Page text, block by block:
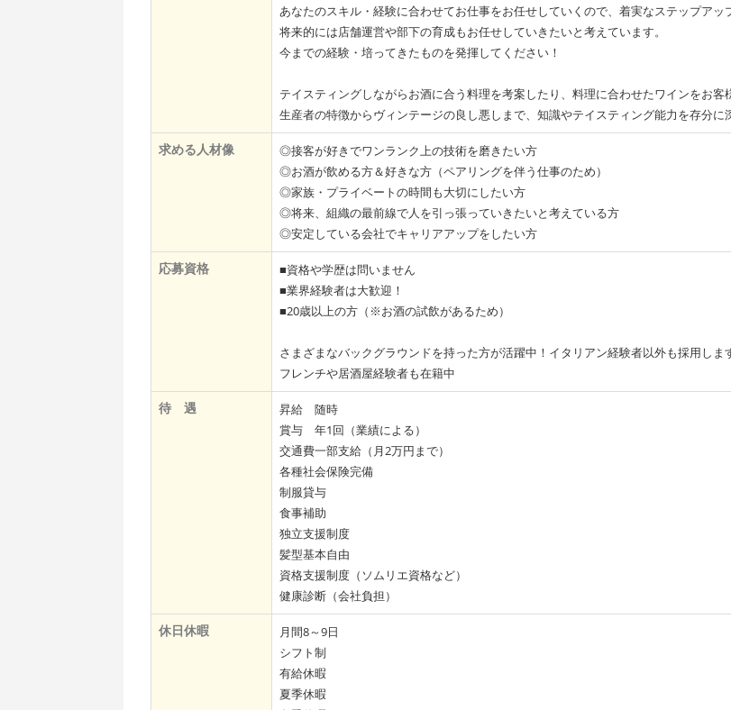
あなたのスキル・経験に合わせてお仕事をお任せしていくので、着実なステップアッ
将来的には店舗運営や部下の育成もお任せしていきたいと考えています。
今までの経験・培ってきたものを発揮してください！
テイスティングしながらお酒に合う料理を考案したり、料理に合わせたワインをお客
生産者の特徴からヴィンテージの良し悪しまで、知識やテイスティング能力を存分
求める人材像
◎接客が好きでワンランク上の技術を磨きたい方
◎お酒が飲める方＆好きな方（ペアリングを伴う仕事のため）
◎家族・プライベートの時間も大切にしたい方
◎将来、組織の最前線で人を引っ張っていきたいと考えている方
◎安定している会社でキャリアアップをしたい方
応募資格
■資格や学歴は問いません
■業界経験者は大歓迎！
■20歳以上の方（※お酒の試飲があるため）
さまざまなバックグラウンドを持った方が活躍中！イタリアン経験者以外も採用し
フレンチや居酒屋経験者も在籍中
待 遇
昇給 随時
賞与 年1回（業績による）
交通費一部支給（月2万円まで）
各種社会保険完備
制服貸与
食事補助
独立支援制度
髪型基本自由
資格支援制度（ソムリエ資格など）
健康診断（会社負担）
休日休暇
月間8～9日
シフト制
有給休暇
夏季休暇